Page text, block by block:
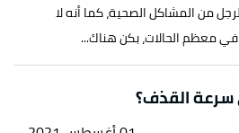
من المشاكل الصحية، كما أنه لا
معظم الحالات، بكن هناك...
سرعة القذف؟